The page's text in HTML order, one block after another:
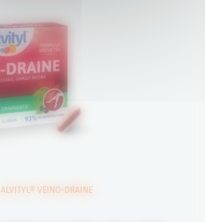
ALVITYL® VEINO-DRAINE